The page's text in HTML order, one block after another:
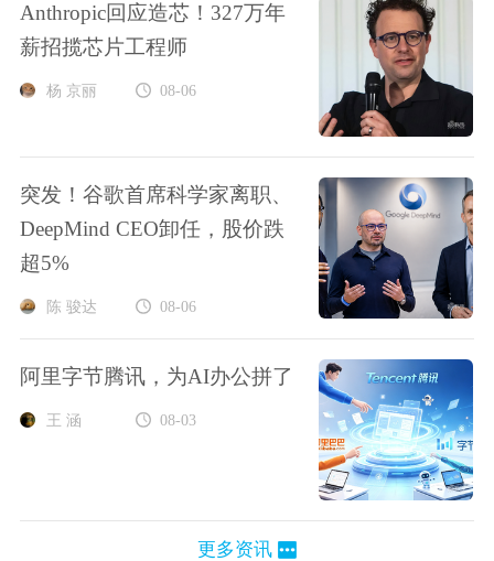
Anthropic回应造芯！327万年
薪招揽芯片工程师
杨 京丽 08-06
突发！谷歌首席科学家离职、
DeepMind CEO卸任，股价跌
超5%
陈 骏达 08-06
阿里字节腾讯，为AI办公拼了
王 涵 08-03
更多资讯